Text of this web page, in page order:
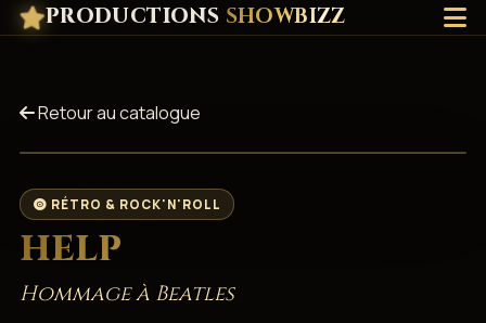
PRODUCTIONS SHOWBIZZ
Retour au catalogue
RÉTRO & ROCK'N'ROLL
HELP
Hommage à Beatles